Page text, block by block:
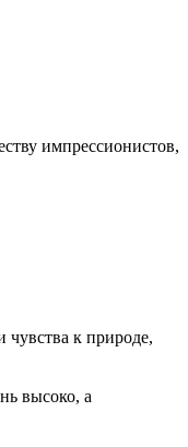
импрессионистов,
чувства к природе,
высоко, а